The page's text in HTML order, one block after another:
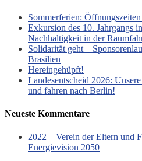
Sommerferien: Öffnungszeiten
Exkursion des 10. Jahrgangs
Nachhaltigkeit in der
Solidarität geht –
Brasilien
Hereingehüpft!
Landesentscheid 2026:
und fahren nach Berlin!
Neueste Kommentare
2022 – Verein der Eltern und
Energievision 2050